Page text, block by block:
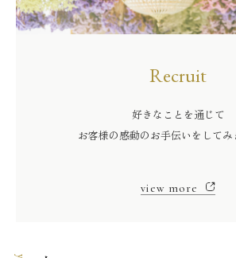
Recruit
好きなことを通じて
お客様の感動のお手伝いをしてみ
view more